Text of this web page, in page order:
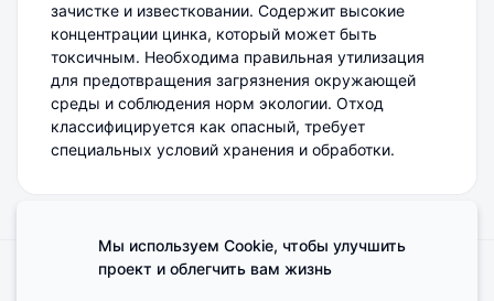
зачистке и известковании. Содержит высокие
концентрации цинка, который может быть
токсичным. Необходима правильная утилизация
для предотвращения загрязнения окружающей
среды и соблюдения норм экологии. Отход
классифицируется как опасный, требует
специальных условий хранения и обработки.
Поделиться мнением о сайте
Мы используем Cookie, чтобы улучшить
проект и облегчить вам жизнь